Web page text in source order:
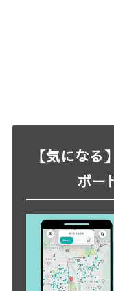
【気にな
ボー